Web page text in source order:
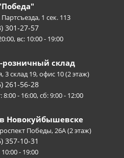
1 сек. 113
301-27-57
вс: 10:00 - 19:00
склад
3 склад 19, офис 10 (2 этаж)
261-56-28
8:00 - 16:00, сб: 9:00 - 12:00
Новокуйбышевске
Победы, 26А (2 этаж)
357-10-31
- 19:00